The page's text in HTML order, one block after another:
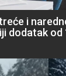
i
dodatak od